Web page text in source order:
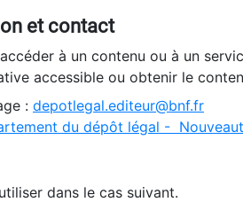
et contact
accéder à un contenu ou à un
accessible ou obtenir le
: depotlegal.editeur@bnf.fr
du dépôt légal -
dans le cas suivant.